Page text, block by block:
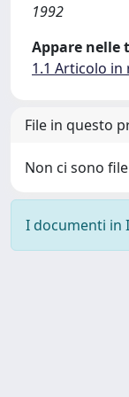
1992
Appare nelle
1.1 Articolo in
File in questo
Non ci sono
I documenti in